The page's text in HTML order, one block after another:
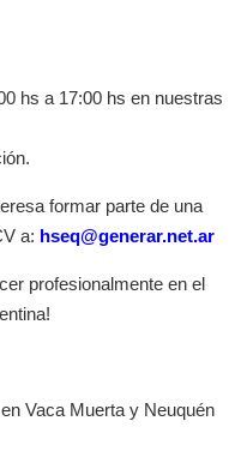
hs a 17:00 hs en nuestras
formar parte de una
a: hseq@generar.net.ar
profesionalmente en el
Vaca Muerta y Neuquén